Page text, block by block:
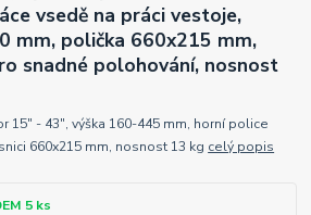
vsedě na práci vestoje,
mm, polička 660x215 mm,
snadné polohování, nosnost
15" - 43", výška 160-445 mm, horní police
660x215 mm, nosnost 13 kg celý popis
5 ks